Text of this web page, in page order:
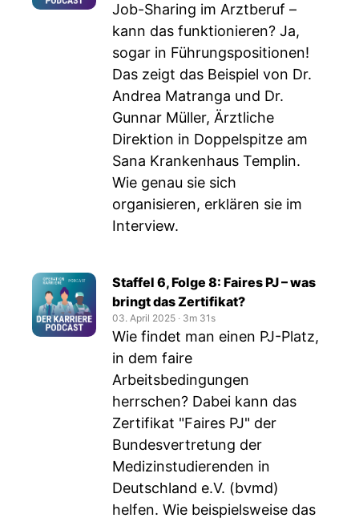
Job-Sharing im Arztberuf –
kann das funktionieren? Ja,
sogar in Führungspositionen!
Das zeigt das Beispiel von Dr.
Andrea Matranga und Dr.
Gunnar Müller, Ärztliche
Direktion in Doppelspitze am
Sana Krankenhaus Templin.
Wie genau sie sich
organisieren, erklären sie im
Interview.
Staffel 6, Folge 8: Faires PJ – was
bringt das Zertifikat?
03. April 2025 ‧ 3m 31s
Wie findet man einen PJ-Platz,
in dem faire
Arbeitsbedingungen
herrschen? Dabei kann das
Zertifikat "Faires PJ" der
Bundesvertretung der
Medizinstudierenden in
Deutschland e.V. (bvmd)
helfen. Wie beispielsweise das